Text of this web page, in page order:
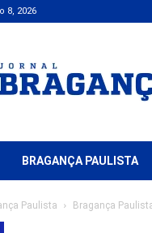
8, 2026
BRAGANÇA PAULISTA
Paulista Bragança